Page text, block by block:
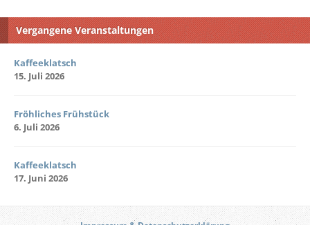
Vergangene Veranstaltungen
Kaffeeklatsch
15. Juli 2026
Fröhliches Frühstück
6. Juli 2026
Kaffeeklatsch
17. Juni 2026